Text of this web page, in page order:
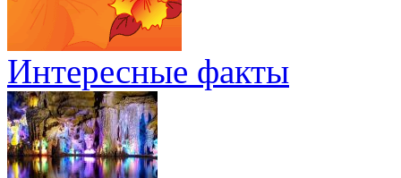
Интересные факты